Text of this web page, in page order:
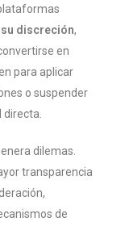
discreción,
en
para aplicar
o suspender
dilemas.
transparencia
de